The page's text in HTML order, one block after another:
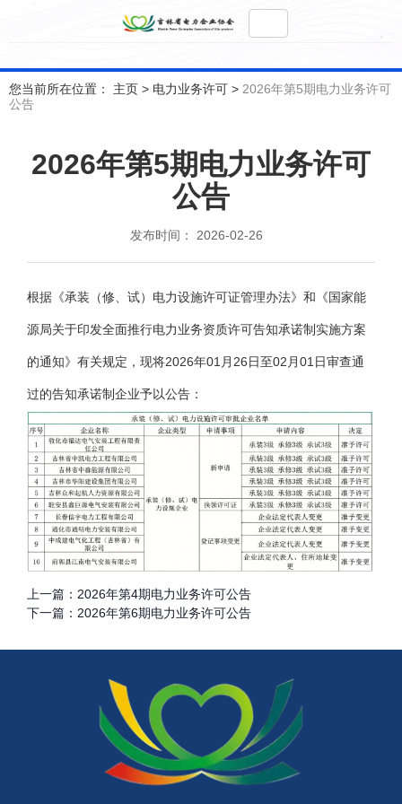
您当前所在位置： 主页 > 电力业务许可 > 2026年第5期电力业务许可
公告
2026年第5期电力业务许可
公告
发布时间： 2026-02-26
根据《承装（修、试）电力设施许可证管理办法》和《国家能
源局关于印发全面推行电力业务资质许可告知承诺制实施方案
的通知》有关规定，现将2026年01月26日至02月01日审查通
过的告知承诺制企业予以公告：
上一篇： 2026年第4期电力业务许可公告
下一篇： 2026年第6期电力业务许可公告